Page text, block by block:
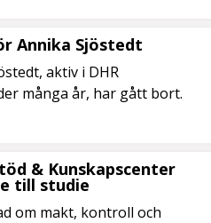
Annika Sjöstedt
aktiv i DHR
många år, har gått bort.
& Kunskapscenter
till studie
om makt, kontroll och